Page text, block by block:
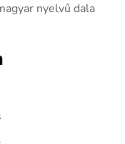
nyelvű dala